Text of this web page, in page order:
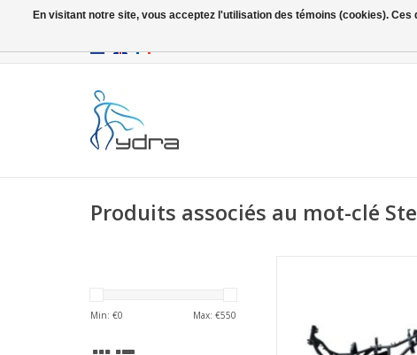
Produits associés au mot-clé
Min: €0 Max: €550
En visitant notre site, vous acceptez l'utilisation des témoins (cookies).